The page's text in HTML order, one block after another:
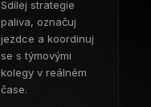
Sdílej strategie
paliva, označuj
jezdce a koordinuj
se s týmovými
kolegy v reálném
čase.